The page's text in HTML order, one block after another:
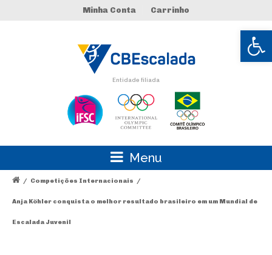
Abrir
Minha Conta Carrinho
Entidade filiada
Menu
/ Competições Internacionais /
Anja Köhler conquista o melhor resultado brasileiro em um Mundial de
Escalada Juvenil